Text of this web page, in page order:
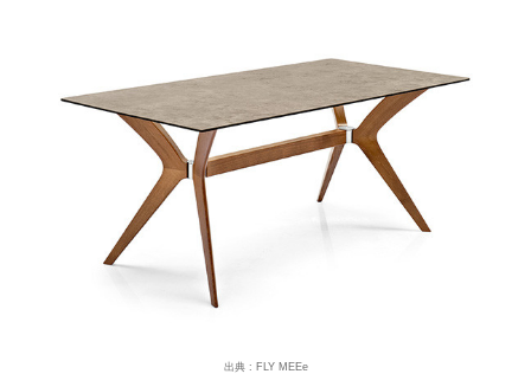
出典 : FLY MEEe